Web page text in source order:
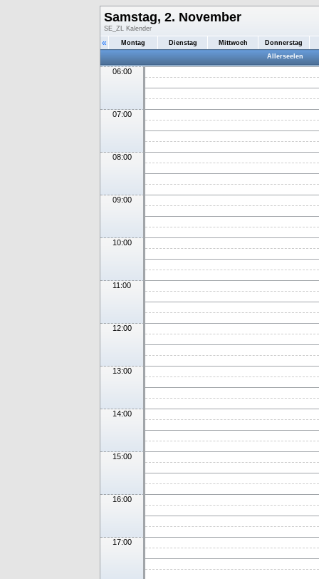
Samstag, 2. November
SE_ZL Kalender
« Montag Dienstag Mittwoch
Donnerstag
Allerseelen
06:00
07:00
08:00
09:00
10:00
11:00
12:00
13:00
14:00
15:00
16:00
17:00